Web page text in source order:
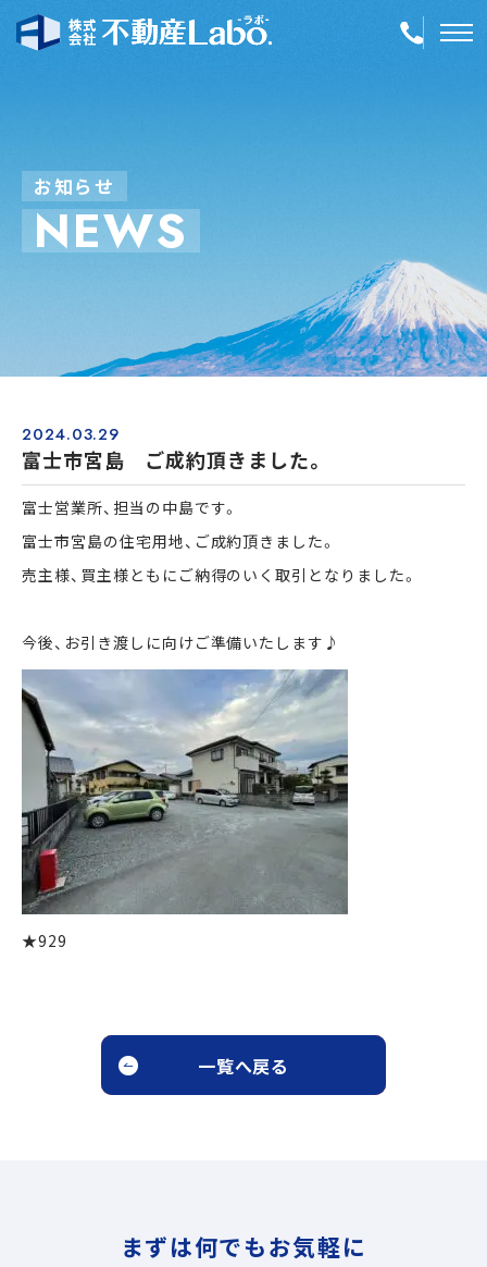
空き家再生
会社案内
店舗紹介
簡単！不動産査定
まずは何でもお気軽に
お問い合わせ・ご相談ください！
0120-41-1173
メールでお問い合わせ
LINEでお問い合わせ
お知らせ
NEWS
2024.03.29
富士市宮島 ご成約頂きました。
富士営業所、担当の中島です。
富士市宮島の住宅用地、ご成約頂きました。
売主様、買主様ともにご納得のいく取引となりました。
今後、お引き渡しに向けご準備いたします♪
★929
一覧へ戻る
まずは何でもお気軽に